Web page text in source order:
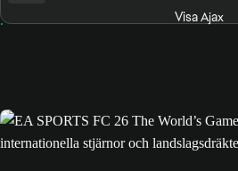
Visa Ajax